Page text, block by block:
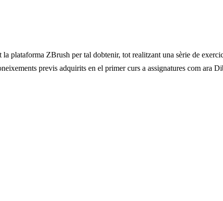
plataforma ZBrush per tal dobtenir, tot realitzant una sèrie de
previs adquirits en el primer curs a assignatures com ara